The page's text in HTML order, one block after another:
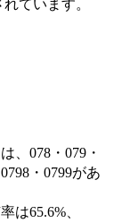
ています。
、078・079・
・0799があ
は65.6%、